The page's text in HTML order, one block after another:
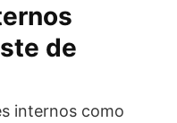
de
internos como